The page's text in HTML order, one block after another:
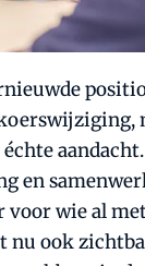
en
wie al
nu ook